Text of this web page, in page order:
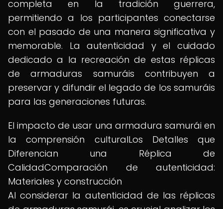
completa en la tradición guerrera,
permitiendo a los participantes conectarse
con el pasado de una manera significativa y
memorable. La autenticidad y el cuidado
dedicado a la recreación de estas réplicas
de armaduras samuráis contribuyen a
preservar y difundir el legado de los samuráis
para las generaciones futuras.
El impacto de usar una armadura samurái en
la comprensión culturalLos Detalles que
Diferencian una Réplica de
CalidadComparación de autenticidad:
Materiales y construcción
Al considerar la autenticidad de las réplicas